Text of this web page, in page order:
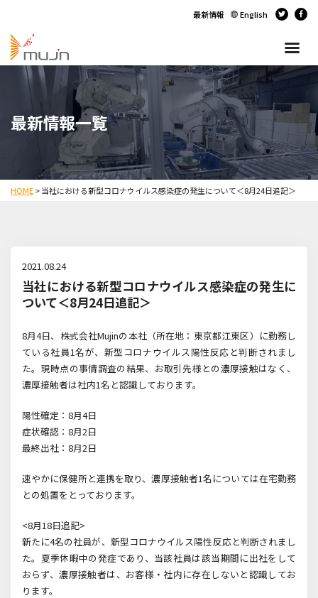
最新情報 English
最新情報一覧
HOME>当社における新型コロナウイルス感染症の発生について＜8月24日追記＞
2021.08.24
当社における新型コロナウイルス感染症の発生に
ついて＜8月24日追記＞
8月4日、株式会社Mujinの本社（所在地：東京都江東区）に勤務し
ている社員1名が、新型コロナウイルス陽性反応と判断されまし
た。現時点の事情調査の結果、お取引先様との濃厚接触はなく、
濃厚接触者は社内1名と認識しております。
陽性確定：8月4日
症状確認：8月2日
最終出社：8月2日
速やかに保健所と連携を取り、濃厚接触者1名については在宅勤務
との処置をとっております。
<8月18日追記>
新たに4名の社員が、 新型コロナウイルス陽性反応と判断されまし
た。夏季休暇中の発症であり、当該社員は該当期間に出社をして
おらず、濃厚接触者は、 お客様・社内に存在しないと認識してお
ります。